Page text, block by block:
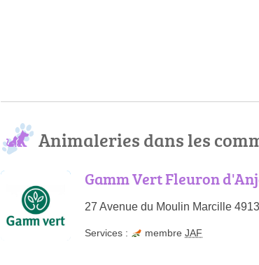
Animaleries dans les
Gamm Vert Fleuron
27 Avenue du Moulin Marcille
Services : membre JAF